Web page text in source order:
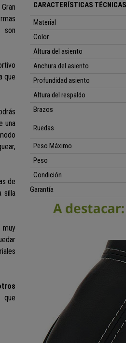
son
que
una
de
silla
muy
que
CARACTERÍSTICAS
Material
Color
Altura del asiento
Anchura del asiento
Profundidad asiento
Altura del respaldo
Brazos
Ruedas
Peso Máximo
Peso
Condición
Garantía